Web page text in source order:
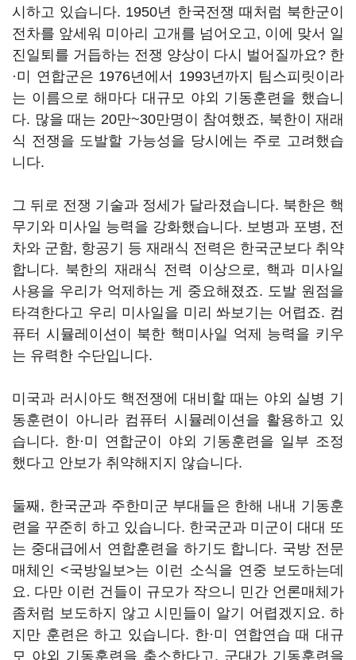
시하고 있습니다. 1950년 한국전쟁 때처럼 북한군이
전차를 앞세워 미아리 고개를 넘어오고, 이에 맞서 일
진일퇴를 거듭하는 전쟁 양상이 다시 벌어질까요? 한
·미 연합군은 1976년에서 1993년까지 팀스피릿이라
는 이름으로 해마다 대규모 야외 기동훈련을 했습니
다. 많을 때는 20만~30만명이 참여했죠, 북한이 재래
식 전쟁을 도발할 가능성을 당시에는 주로 고려했습
니다.
그 뒤로 전쟁 기술과 정세가 달라졌습니다. 북한은 핵
무기와 미사일 능력을 강화했습니다. 보병과 포병, 전
차와 군함, 항공기 등 재래식 전력은 한국군보다 취약
합니다. 북한의 재래식 전력 이상으로, 핵과 미사일
사용을 우리가 억제하는 게 중요해졌죠. 도발 원점을
타격한다고 우리 미사일을 미리 쏴보기는 어렵죠. 컴
퓨터 시뮬레이션이 북한 핵미사일 억제 능력을 키우
는 유력한 수단입니다.
미국과 러시아도 핵전쟁에 대비할 때는 야외 실병 기
동훈련이 아니라 컴퓨터 시뮬레이션을 활용하고 있
습니다. 한·미 연합군이 야외 기동훈련을 일부 조정
했다고 안보가 취약해지지 않습니다.
둘째, 한국군과 주한미군 부대들은 한해 내내 기동훈
련을 꾸준히 하고 있습니다. 한국군과 미군이 대대 또
는 중대급에서 연합훈련을 하기도 합니다. 국방 전문
매체인 <국방일보>는 이런 소식을 연중 보도하는데
요. 다만 이런 건들이 규모가 작으니 민간 언론매체가
좀처럼 보도하지 않고 시민들이 알기 어렵겠지요. 하
지만 훈련은 하고 있습니다. 한·미 연합연습 때 대규
모 야외 기동훈련을 축소한다고, 군대가 기동훈련을